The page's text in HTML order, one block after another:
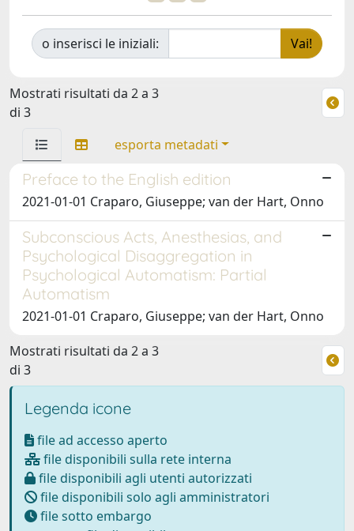
o inserisci le iniziali:
Mostrati risultati da 2 a 3
di 3
esporta metadati
Preface to the English edition
2021-01-01 Craparo, Giuseppe; van der Hart, Onno
Subconscious Acts, Anesthesias, and
Psychological Disaggregation in
Psychological Automatism: Partial
Automatism
2021-01-01 Craparo, Giuseppe; van der Hart, Onno
Mostrati risultati da 2 a 3
di 3
Legenda icone
file ad accesso aperto
file disponibili sulla rete interna
file disponibili agli utenti autorizzati
file disponibili solo agli amministratori
file sotto embargo